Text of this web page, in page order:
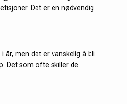
Det er en nødvendig
år, men det er vanskelig å bli
Det som ofte skiller de